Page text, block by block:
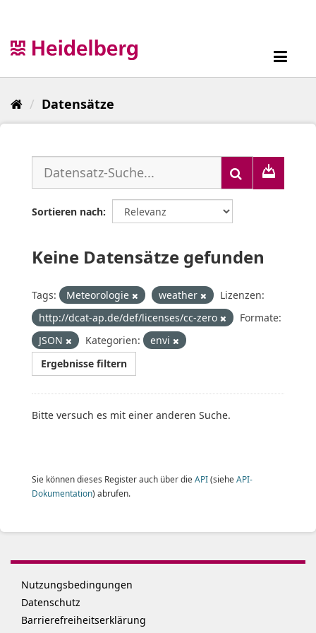
Datensätze
Sortieren nach
Keine Datensätze gefunden
Tags: Meteorologie weather
Lizenzen:
http://dcat-ap.de/def/licenses/cc-zero
Formate:
JSON
Kategorien:
envi
Ergebnisse filtern
Bitte versuch es mit einer anderen Suche.
Sie können dieses Register auch über die API(siehe API-
Dokumentation) abrufen.
Nutzungsbedingungen
Datenschutz
Barrierefreiheitserklärung